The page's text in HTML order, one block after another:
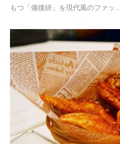
もつ「備後絣」を現代風のファッ